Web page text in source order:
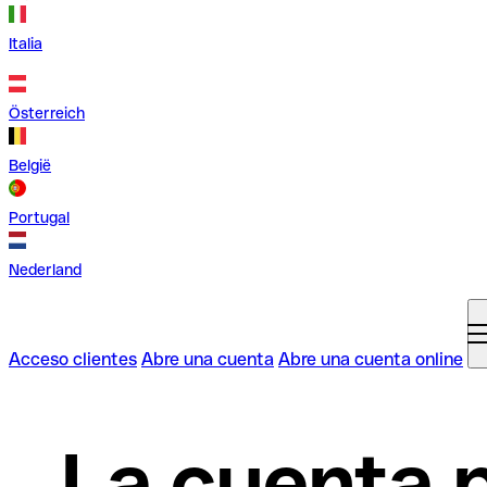
Italia
Österreich
België
Portugal
Nederland
Acceso clientes Abre una cuenta Abre una cuenta online